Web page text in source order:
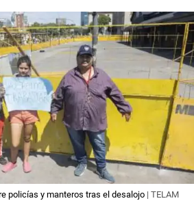
policías y manteros tras el desalojo | TELAM